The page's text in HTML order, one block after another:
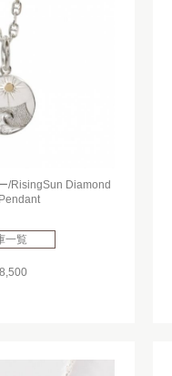
/RisingSun Diamond
一覧